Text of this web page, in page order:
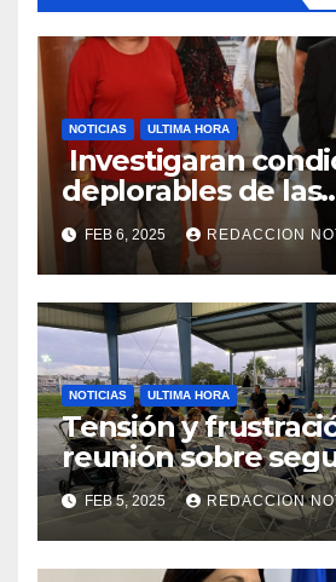
NOTICIAS ULTIMA HORA
Investigaran
deplorables de las
facilidades el
de la Salud en
FEB 6, 2025 REDACCION
NOTICIAS ULTIMA HORA
Tensión y
reunión sobre
Reparto
FEB 5, 2025 REDACCION